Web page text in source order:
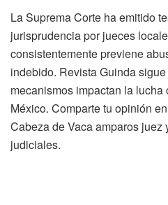
La Suprema Corte ha emitido
jurisprudencia por jueces
consistentemente previene
indebido. Revista Guinda
mecanismos impactan la
México. Comparte tu opinión
Cabeza de Vaca amparos juez
judiciales.